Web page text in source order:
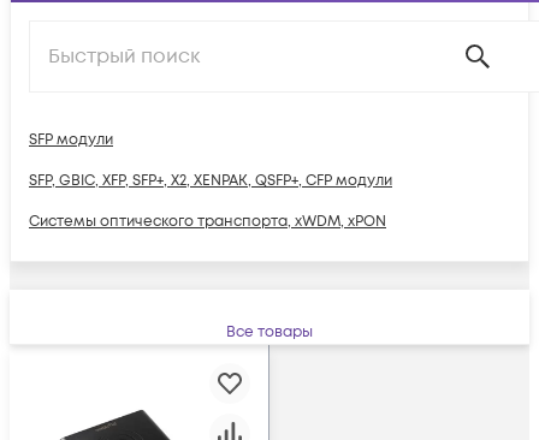
SFP модули
SFP, GBIC, XFP, SFP+, X2, XENPAK, QSFP+, CFP модули
Системы оптического транспорта, xWDM, xPON
Все товары